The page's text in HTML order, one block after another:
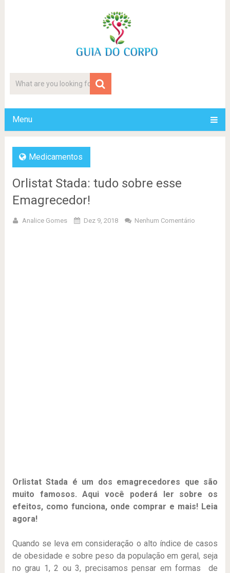
Menu
Medicamentos
Orlistat Stada: tudo sobre esse
Emagrecedor!
Analice Gomes Dez 9, 2018 Nenhum Comentário
Orlistat Stada é um dos emagrecedores que são
muito famosos. Aqui você poderá ler sobre os
efeitos, como funciona, onde comprar e mais! Leia
agora!
Quando se leva em consideração o alto índice de casos
de obesidade e sobre peso da população em geral, seja
no grau 1, 2 ou 3, precisamos pensar em formas de